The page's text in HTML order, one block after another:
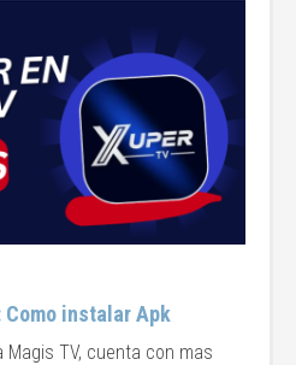
instalar Apk
TV, cuenta con mas